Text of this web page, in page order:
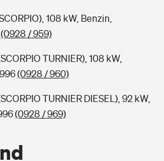
108 kW, Benzin,
(0928 / 959)
TURNIER), 108 kW,
(0928 / 960)
TURNIER DIESEL), 92 kW,
(0928 / 969)